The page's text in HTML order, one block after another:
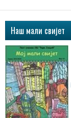
Наш мали свијет